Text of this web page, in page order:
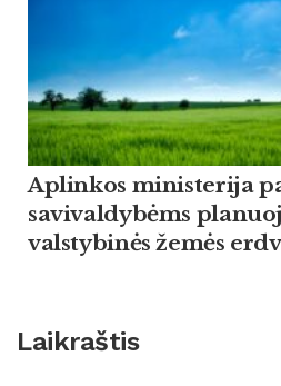
Aplinkos ministerija
savivaldybėms
valstybinės žemės
Laikraštis